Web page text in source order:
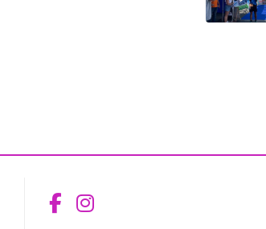
Aceder ao Facebook
Aceder ao